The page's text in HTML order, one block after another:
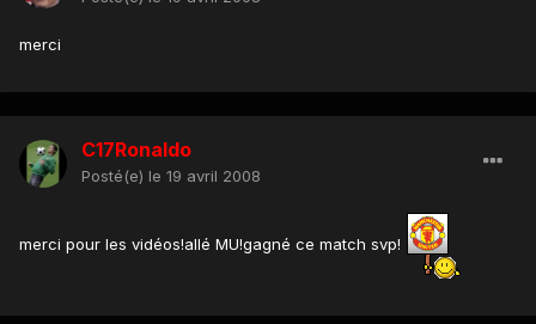
merci
C17Ronaldo
Posté(e) le 19 avril 2008
merci pour les vidéos!allé MU!gagné ce match svp!